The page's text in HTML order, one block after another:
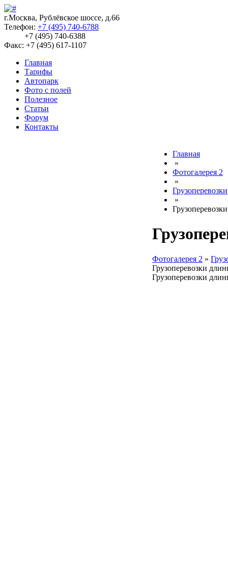
г.Москва, Рублёвское шоссе, д.66
Телефон: +7 (495) 740-6788
+7 (495) 740-6388
Факс: +7 (495) 617-1107
Главная
Тарифы
Автопарк
Фото с полей
Полезное
Статьи
Форум
Контакты
Главная
»
Фотогалерея 2
»
Грузоперевозки
»
Фотогалерея 2 »
Грузоперевозки
Грузоперевозки